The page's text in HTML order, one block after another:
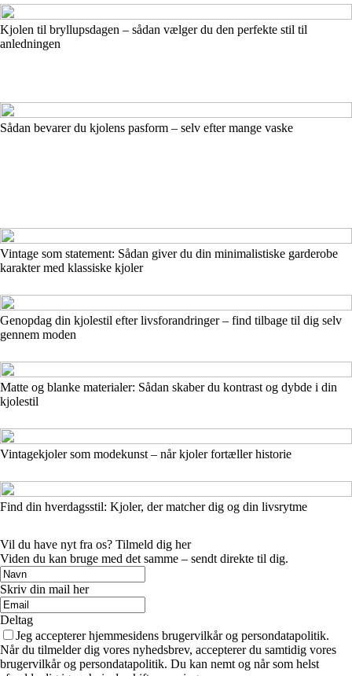
Kjolen til bryllupsdagen – sådan vælger du den perfekte stil til
anledningen
Sådan bevarer du kjolens pasform – selv efter mange vaske
Vintage som statement: Sådan giver du din minimalistiske garderobe
karakter med klassiske kjoler
Genopdag din kjolestil efter livsforandringer – find tilbage til dig selv
gennem moden
Matte og blanke materialer: Sådan skaber du kontrast og dybde i din
kjolestil
Vintagekjoler som modekunst – når kjoler fortæller historie
Find din hverdagsstil: Kjoler, der matcher dig og din livsrytme
Vil du have nyt fra os? Tilmeld dig her
Viden du kan bruge med det samme – sendt direkte til dig.
Skriv din mail her
Deltag
Jeg accepterer hjemmesidens brugervilkår og persondatapolitik.
Når du tilmelder dig vores nyhedsbrev, accepterer du samtidig vores
brugervilkår og persondatapolitik. Du kan nemt og når som helst